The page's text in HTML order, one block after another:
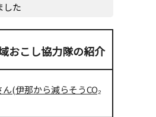
た
おこし協力隊の紹介
(伊那から減らそうCO₂